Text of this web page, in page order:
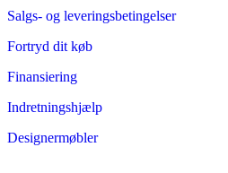
Salgs- og leveringsbetingelser
Fortryd dit køb
Finansiering
Indretningshjælp
Designermøbler